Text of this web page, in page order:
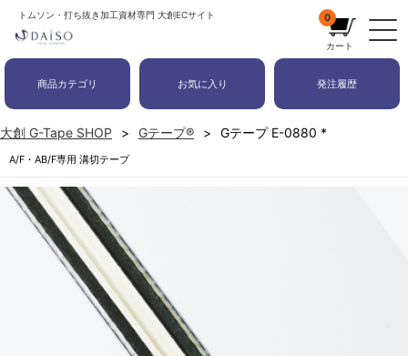
トムソン・打ち抜き加工資材専門 大創ECサイト 0
カート
商品カテゴリ お気に入り 発注履歴
大創 G-Tape SHOP Gテープ® Gテープ E-0880 *
A/F・AB/F専用 溝切テープ